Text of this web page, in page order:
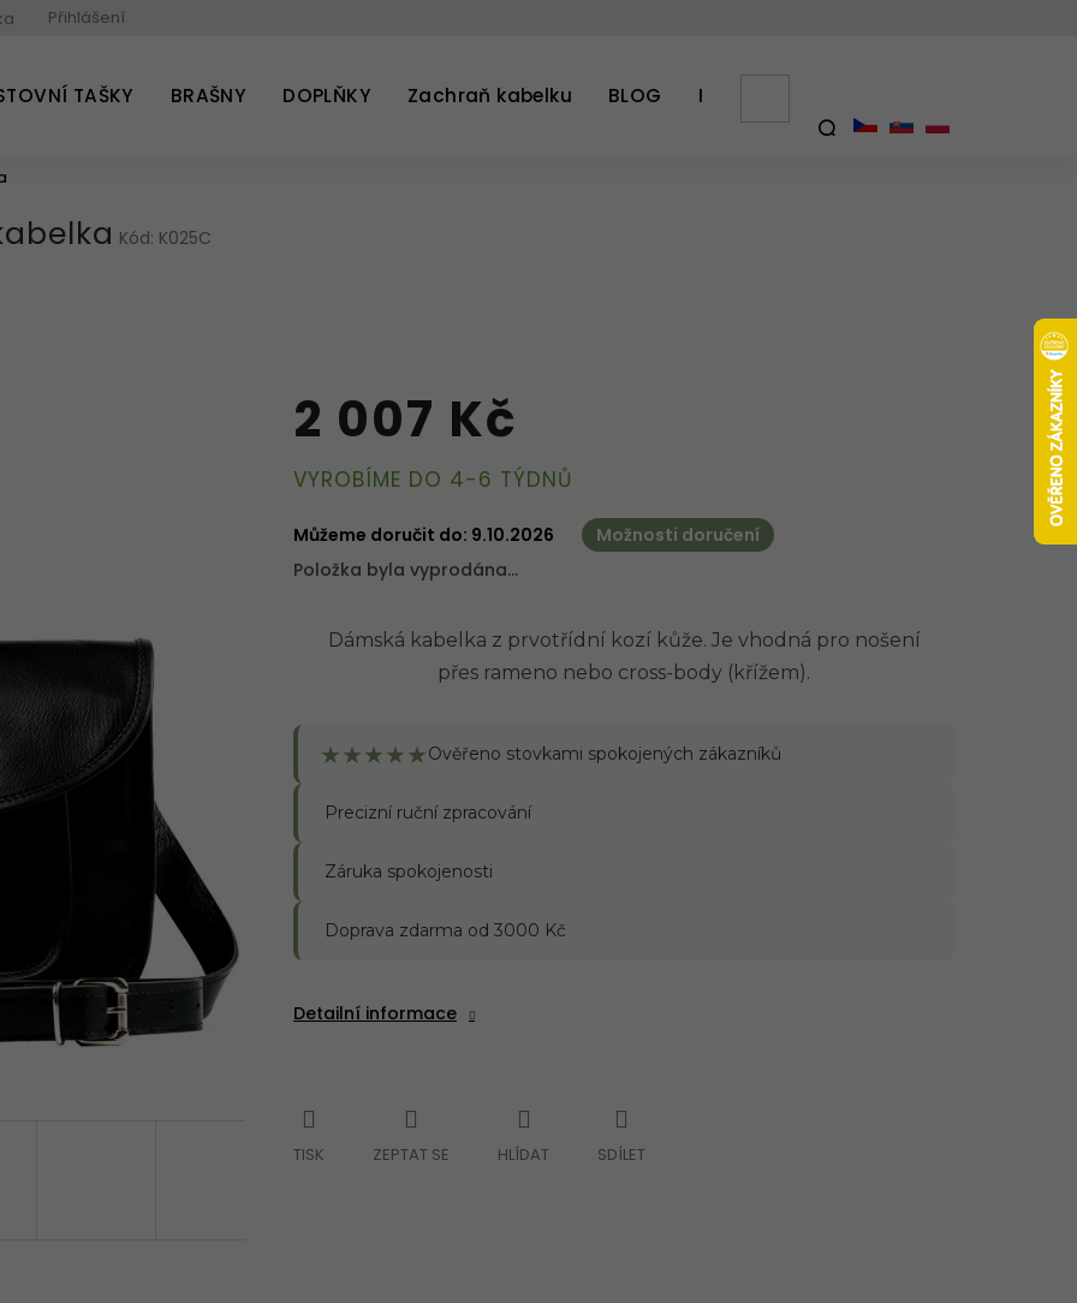
Přihlášení
TAŠKY BRAŠNY DOPLŇKY Zachraň kabelku BLOG PŘÍBĚH SAJO
Kód: K025C
2 007 Kč
Měrná
cena:
VYROBÍME DO 4-6 TÝDNŮ
Můžeme doručit do: 9.10.2026
Možnosti doručení
Položka byla vyprodána…
Dámská kabelka z prvotřídní kozí kůže. Je vhodná pro nošení
přes rameno nebo cross-body (křížem).
★★★★★Ověřeno stovkami spokojených zákazníků
Precizní ruční zpracování
Záruka spokojenosti
Doprava zdarma od 3000 Kč
Detailní informace
TISK ZEPTAT SE HLÍDAT SDÍLET